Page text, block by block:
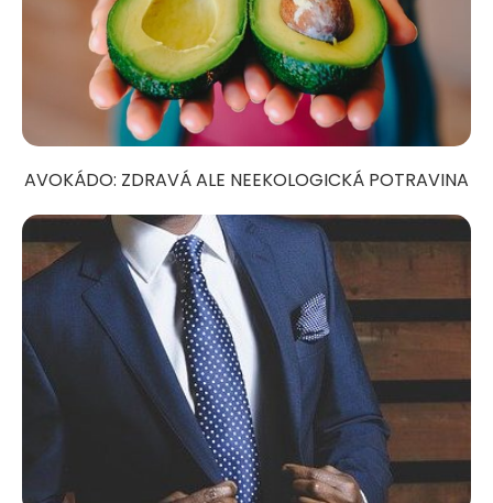
AVOKÁDO: ZDRAVÁ ALE NEEKOLOGICKÁ POTRAVINA